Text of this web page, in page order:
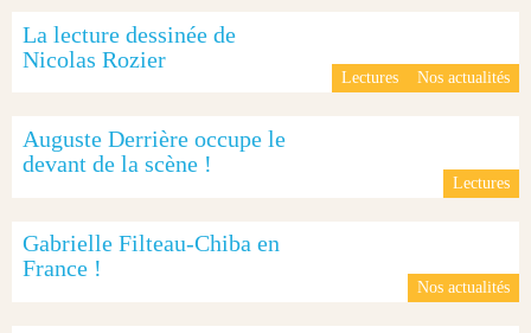
Lectures Nos actualités
La lecture dessinée de
Nicolas Rozier
Lectures
Auguste Derrière occupe le
devant de la scène !
Nos actualités
Gabrielle Filteau-Chiba en
France !